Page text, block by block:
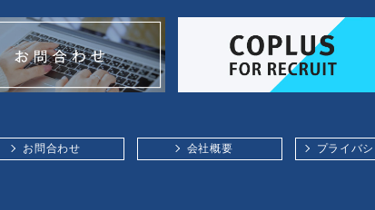
お問合わせ 会社概要 プライバ